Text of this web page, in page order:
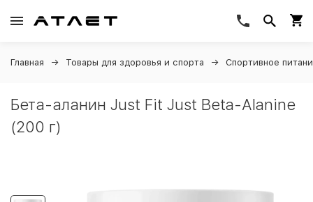
Главная Товары для здоровья и спорта Спортивное
Бета-аланин Just Fit Just Beta-Alanine
(200 г)